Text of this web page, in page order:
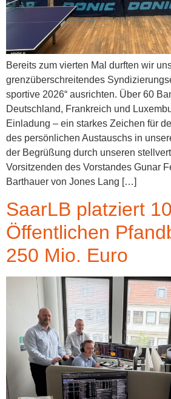
Bereits zum vierten Mal durften wir
grenzüberschreitendes
sportive 2026“ ausrichten. Über 60
Deutschland, Frankreich und
Einladung – ein starkes Zeichen für
des persönlichen Austauschs in
der Begrüßung durch unseren
Vorsitzenden des Vorstandes Gunar
Barthauer von Jones Lang […]
SaarLB platziert
Öffentlichen
250 Mio. Euro